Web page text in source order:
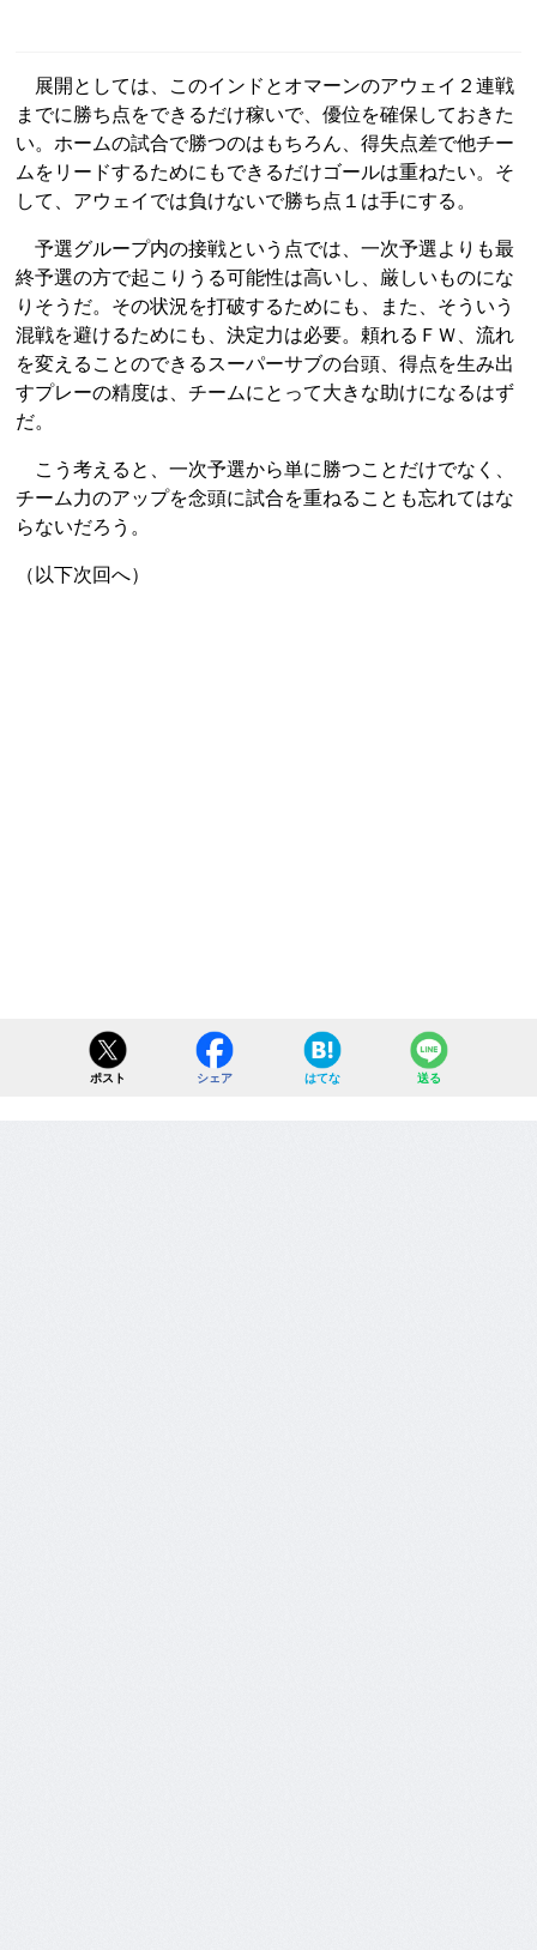
展開としては、このインドとオマーンのアウェイ２連戦
までに勝ち点をできるだけ稼いで、優位を確保しておきた
い。ホームの試合で勝つのはもちろん、得失点差で他チー
ムをリードするためにもできるだけゴールは重ねたい。そ
して、アウェイでは負けないで勝ち点１は手にする。
予選グループ内の接戦という点では、一次予選よりも最
終予選の方で起こりうる可能性は高いし、厳しいものにな
りそうだ。その状況を打破するためにも、また、そういう
混戦を避けるためにも、決定力は必要。頼れるＦＷ、流れ
を変えることのできるスーパーサブの台頭、得点を生み出
すプレーの精度は、チームにとって大きな助けになるはず
だ。
こう考えると、一次予選から単に勝つことだけでなく、
チーム力のアップを念頭に試合を重ねることも忘れてはな
らないだろう。
（以下次回へ）
ポスト シェア はてな 送る